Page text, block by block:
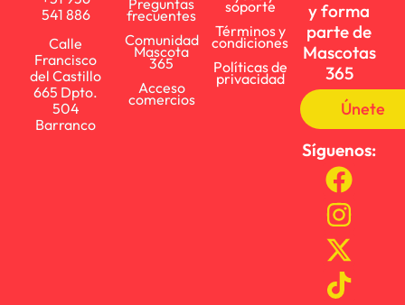
541 886
Calle
Francisco
del Castillo
665 Dpto.
504
Barranco
frecuentes
Comunidad
Mascota
365
Acceso
comercios
soporte
Términos y
condiciones
Políticas de
privacidad
y forma
parte de
Mascotas
365
Únete
Síguenos: